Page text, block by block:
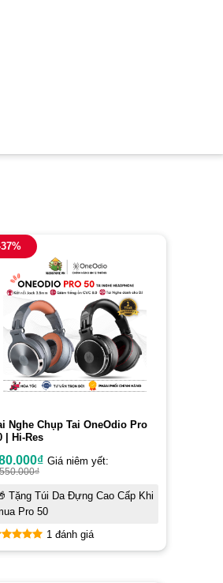
Nghe Chụp Tai OneOdio Pro
| Hi-Res
of 5
₫ Giá niêm yết:
₫
Tặng Túi Da Đựng Cao Cấp Khi
Pro 50
1 đánh giá